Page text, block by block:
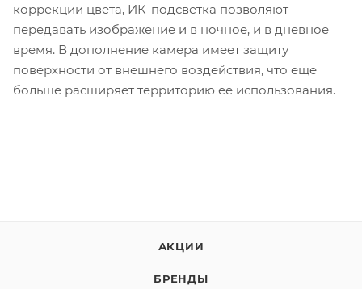
коррекции цвета, ИК-подсветка позволяют
передавать изображение и в ночное, и в дневное
время. В дополнение камера имеет защиту
поверхности от внешнего воздействия, что еще
больше расширяет территорию ее использования.
АКЦИИ
БРЕНДЫ